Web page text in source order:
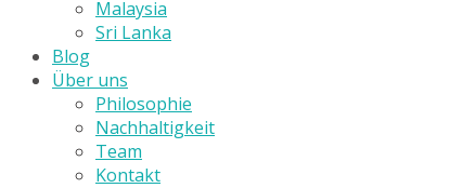
Malaysia
Sri Lanka
Blog
Über uns
Philosophie
Nachhaltigkeit
Team
Kontakt